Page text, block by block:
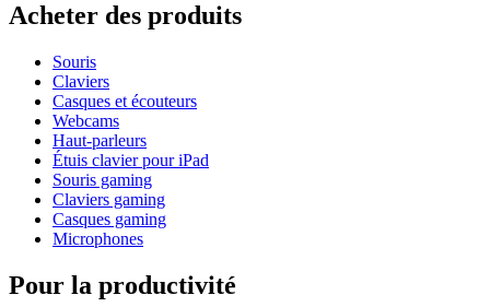
Acheter des produits
Souris
Claviers
Casques et écouteurs
Webcams
Haut-parleurs
Étuis clavier pour iPad
Souris gaming
Claviers gaming
Casques gaming
Microphones
Pour la productivité